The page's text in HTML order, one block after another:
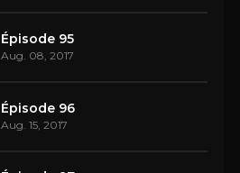
Épisode 95
Aug. 08, 2017
Épisode 96
Aug. 15, 2017